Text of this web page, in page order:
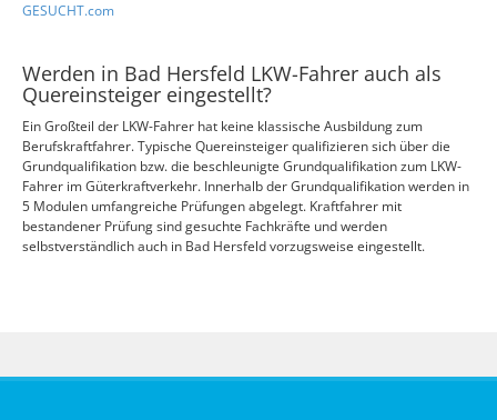
GESUCHT.com
Werden in Bad Hersfeld LKW-Fahrer auch als
Quereinsteiger eingestellt?
Ein Großteil der LKW-Fahrer hat keine klassische Ausbildung zum
Berufskraftfahrer. Typische Quereinsteiger qualifizieren sich über die
Grundqualifikation bzw. die beschleunigte Grundqualifikation zum LKW-
Fahrer im Güterkraftverkehr. Innerhalb der Grundqualifikation werden in
5 Modulen umfangreiche Prüfungen abgelegt. Kraftfahrer mit
bestandener Prüfung sind gesuchte Fachkräfte und werden
selbstverständlich auch in Bad Hersfeld vorzugsweise eingestellt.